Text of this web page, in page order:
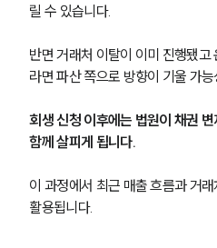
릴 수 있습니다.
반면 거래처 이탈이 이미 진행됐
라면 파산 쪽으로 방향이 기울 가
회생 신청 이후에는 법원이 채권
함께 살피게 됩니다.
이 과정에서 최근 매출 흐름과 거
활용됩니다.